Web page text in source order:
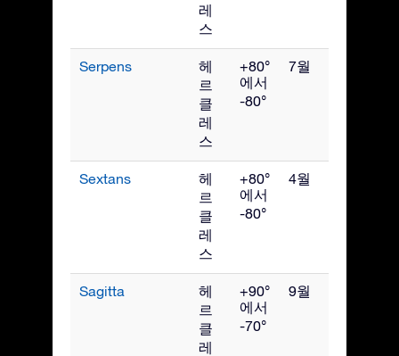
레
스
Serpens
헤
르
클
레
스
+80°
에서
-80°
7월
Sextans
헤
르
클
레
스
+80°
에서
-80°
4월
Sagitta
헤
르
클
레
+90°
에서
-70°
9월